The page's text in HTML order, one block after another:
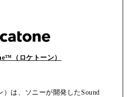
（ロケトーン）
）は、ソニーが開発したSound